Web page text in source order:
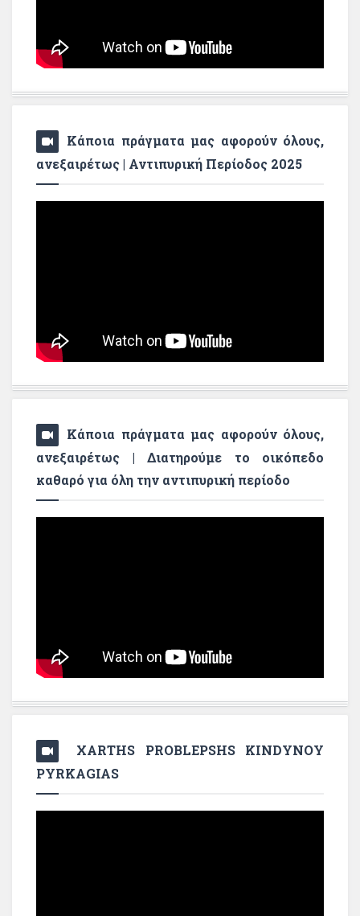
Κάποια πράγματα μας αφορούν όλους,
ανεξαιρέτως | Αντιπυρική Περίοδος 2025
Κάποια πράγματα μας αφορούν όλους,
ανεξαιρέτως | Διατηρούμε το οικόπεδο
καθαρό για όλη την αντιπυρική περίοδο
XARTHS PROBLEPSHS KINDYNOY
PYRKAGIAS